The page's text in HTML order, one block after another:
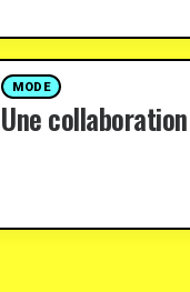
MODE
Une